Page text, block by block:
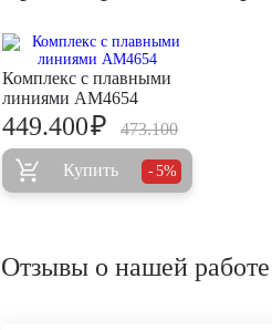
Комплекс с плавными
линиями AM4654
473.100
449.400₽
Купить 5%
Отзывы о нашей работе